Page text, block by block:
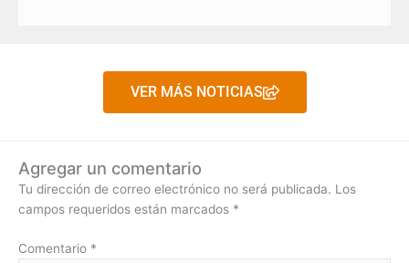
VER MÁS NOTICIAS
Agregar un comentario
Tu dirección de correo electrónico no será publicada. Los
campos requeridos están marcados *
Comentario *